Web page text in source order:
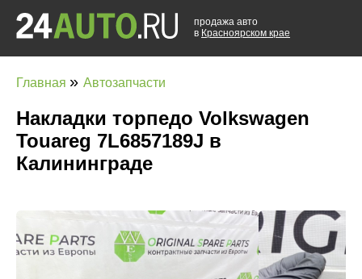
продажа авто
в Красноярском крае
Главная » Автозапчасти
Накладки торпедо Volkswagen
Touareg 7L6857189J в
Калининграде